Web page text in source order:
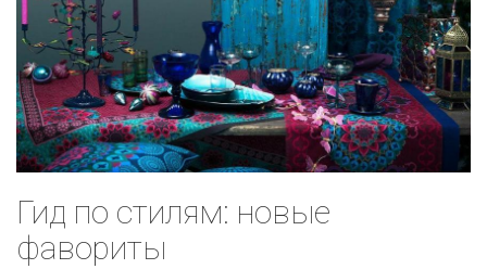
Гид по стилям: новые
фавориты